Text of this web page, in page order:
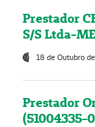
Prestador
S/S Ltda-
18 de Outubro
Prestador
(51004335-